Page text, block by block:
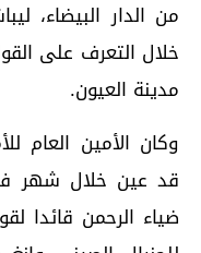
من الدار البيضاء،
خلال التعرف على
مدينة العيون.
وكان الأمين العام
قد عين خلال شهر
ضياء الرحمن قائدا